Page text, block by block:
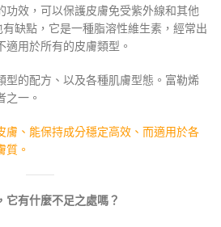
功效，可以保護皮膚免受紫外線和其他
缺點，它是一種脂溶性維生素，經常出
用於所有的皮膚類型。
型的配方、以及各種肌膚型態。富勒烯
之一。
膚、能保持成分穩定高效、而適用於各
質。
它有什麼不足之處嗎？